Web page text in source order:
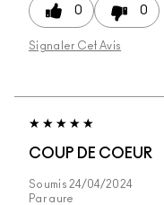
0 0
Signaler Cet Avis
COUP DE COEUR
Soumis 24/04/2024
Par aure